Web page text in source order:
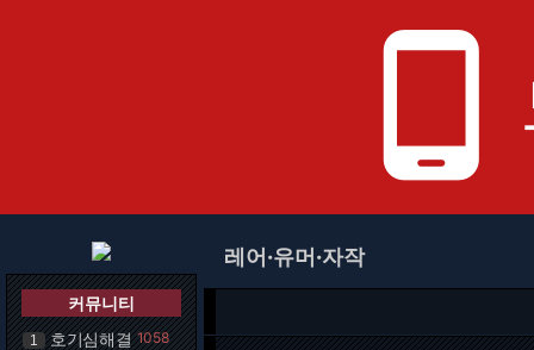
phone_android
커뮤니티
1 호기심해결 1058
레어·유머·자작